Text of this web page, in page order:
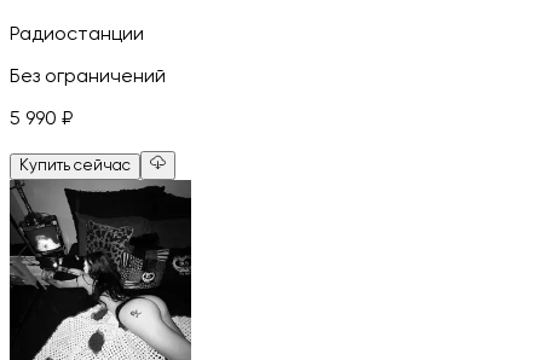
Радиостанции
Без ограничений
5 990 ₽
Купить сейчас